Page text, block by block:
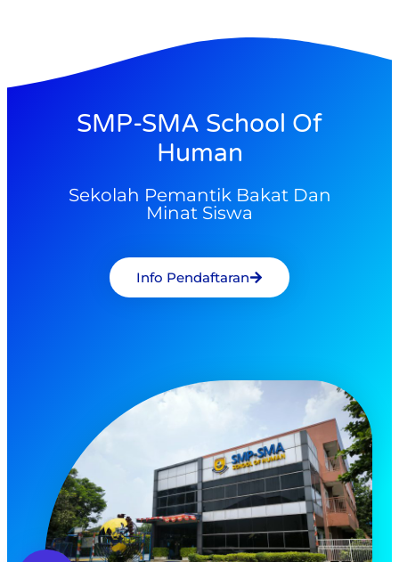
SMP-SMA School Of
Human
Sekolah Pemantik Bakat Dan
Minat Siswa
Info Pendaftaran